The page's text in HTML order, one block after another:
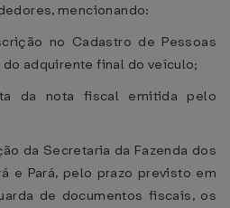
mencionando:
no Cadastro de Pessoas
adquirente final do veículo;
da nota fiscal emitida pelo
da Secretaria da Fazenda dos
e Pará, pelo prazo previsto em
de documentos fiscais, os